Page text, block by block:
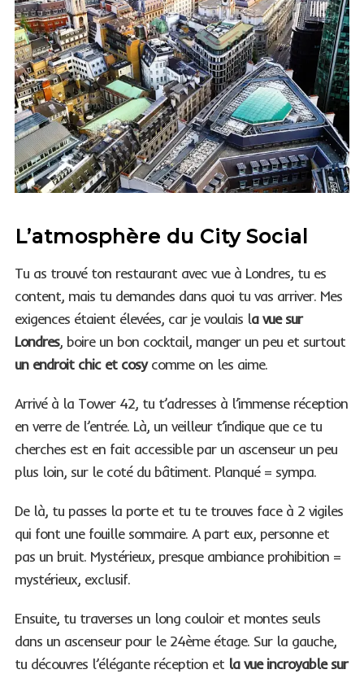
L’atmosphère du City Social
Tu as trouvé ton restaurant avec vue à Londres, tu es
content, mais tu demandes dans quoi tu vas arriver. Mes
exigences étaient élevées, car je voulais la vue sur
Londres, boire un bon cocktail, manger un peu et surtout
un endroit chic et cosycomme on les aime.
Arrivé à la Tower 42, tu t’adresses à l’immense réception
en verre de l’entrée. Là, un veilleur t’indique que ce tu
cherches est en fait accessible par un ascenseur un peu
plus loin, sur le coté du bâtiment. Planqué = sympa.
De là, tu passes la porte et tu te trouves face à 2 vigiles
qui font une fouille sommaire. A part eux, personne et
pas un bruit. Mystérieux, presque ambiance prohibition =
mystérieux, exclusif.
Ensuite, tu traverses un long couloir et montes seuls
dans un ascenseur pour le 24ème étage. Sur la gauche,
tu découvres l’élégante réception et la vue incroyable sur